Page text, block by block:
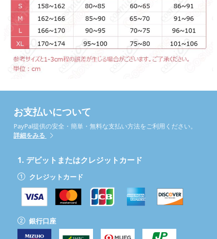
お支払いについて
PayPal提供の安全・簡単・無料な支払い方法をご利用ください。
詳細をみる
1. デビットまたはクレジットカード
クレジットカード
銀行口座